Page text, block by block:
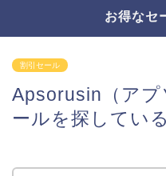
お得なセ
割引セール
Apsorusin（アプ
ールを探してい